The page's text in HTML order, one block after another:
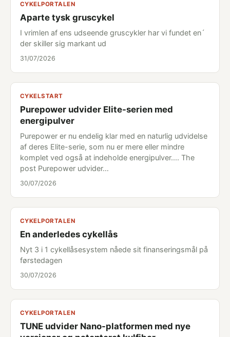
CYKELPORTALEN
Aparte tysk gruscykel
I vrimlen af ens udseende gruscykler har vi fundet en´
der skiller sig markant ud
31/07/2026
CYKELSTART
Purepower udvider Elite-serien med
energipulver
Purepower er nu endelig klar med en naturlig udvidelse
af deres Elite-serie, som nu er mere eller mindre
komplet ved også at indeholde energipulver.... The
post Purepower udvider…
30/07/2026
CYKELPORTALEN
En anderledes cykellås
Nyt 3 i 1 cykellåsesystem nåede sit finanseringsmål på
førstedagen
30/07/2026
CYKELPORTALEN
TUNE udvider Nano-platformen med nye